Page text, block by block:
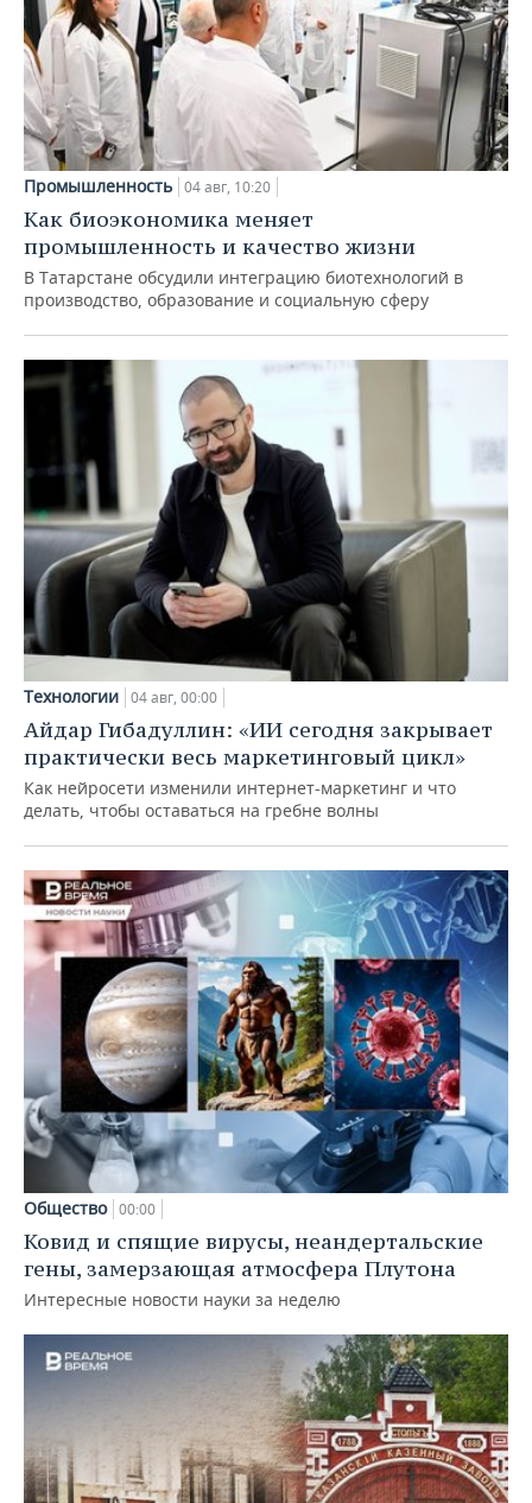
Промышленность 04 авг, 10:20
Как биоэкономика меняет
промышленность и качество жизни
В Татарстане обсудили интеграцию биотехнологий в
производство, образование и социальную сферу
Технологии 04 авг, 00:00
Айдар Гибадуллин: «ИИ сегодня закрывает
практически весь маркетинговый цикл»
Как нейросети изменили интернет-маркетинг и что
делать, чтобы оставаться на гребне волны
Общество 00:00
Ковид и спящие вирусы, неандертальские
гены, замерзающая атмосфера Плутона
Интересные новости науки за неделю